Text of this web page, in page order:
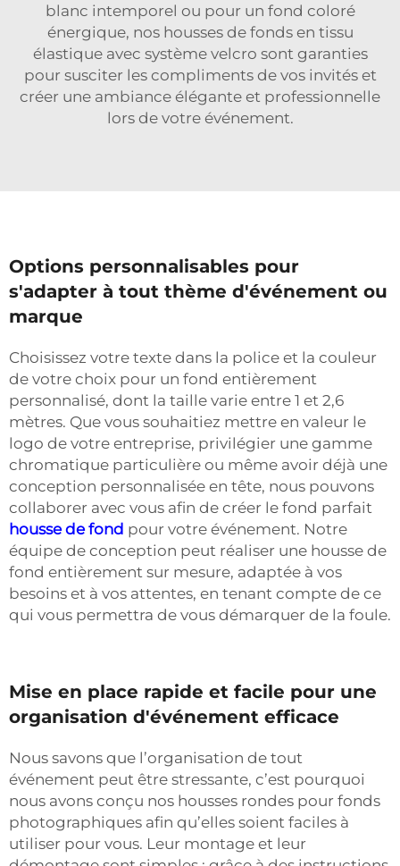
blanc intemporel ou pour un fond coloré
énergique, nos housses de fonds en tissu
élastique avec système velcro sont garanties
pour susciter les compliments de vos invités et
créer une ambiance élégante et professionnelle
lors de votre événement.
Options personnalisables pour
s'adapter à tout thème d'événement ou
marque
Choisissez votre texte dans la police et la couleur
de votre choix pour un fond entièrement
personnalisé, dont la taille varie entre 1 et 2,6
mètres. Que vous souhaitiez mettre en valeur le
logo de votre entreprise, privilégier une gamme
chromatique particulière ou même avoir déjà une
conception personnalisée en tête, nous pouvons
collaborer avec vous afin de créer le fond parfait
housse de fond pour votre événement. Notre
équipe de conception peut réaliser une housse de
fond entièrement sur mesure, adaptée à vos
besoins et à vos attentes, en tenant compte de ce
qui vous permettra de vous démarquer de la foule.
Mise en place rapide et facile pour une
organisation d'événement efficace
Nous savons que l’organisation de tout
événement peut être stressante, c’est pourquoi
nous avons conçu nos housses rondes pour fonds
photographiques afin qu’elles soient faciles à
utiliser pour vous. Leur montage et leur